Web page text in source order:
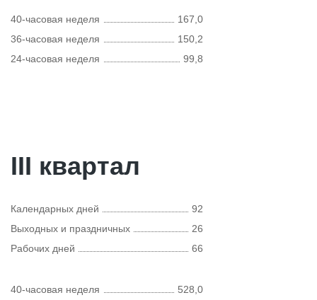
40-часовая неделя
167,0
36-часовая неделя
150,2
24-часовая неделя
99,8
III квартал
Календарных дней
92
Выходных и праздничных
26
Рабочих дней
66
40-часовая неделя 528,0